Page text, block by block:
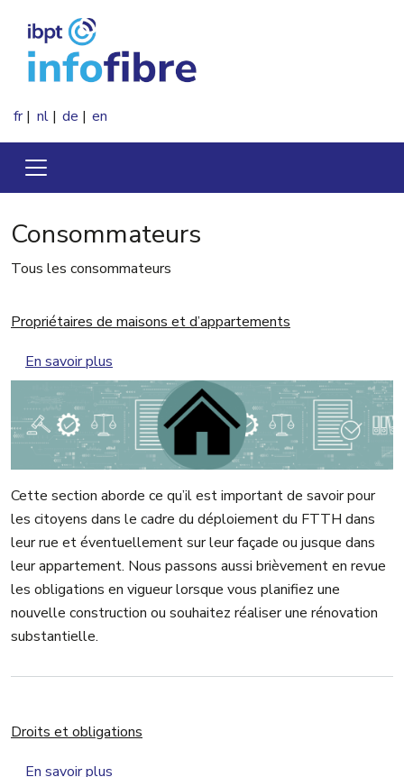
fr nl de en
Consommateurs
Tous les consommateurs
Propriétaires de maisons et d’appartements
En savoir plus
Cette section aborde ce qu’il est important de savoir pour
les citoyens dans le cadre du déploiement du FTTH dans
leur rue et éventuellement sur leur façade ou jusque dans
leur appartement. Nous passons aussi brièvement en revue
les obligations en vigueur lorsque vous planifiez une
nouvelle construction ou souhaitez réaliser une rénovation
substantielle.
Droits et obligations
En savoir plus